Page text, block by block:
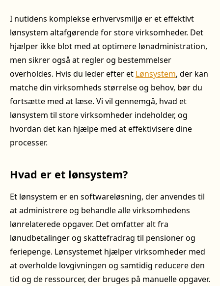
I nutidens komplekse erhvervsmiljø er et effektivt
lønsystem altafgørende for store virksomheder. Det
hjælper ikke blot med at optimere lønadministration,
men sikrer også at regler og bestemmelser
overholdes. Hvis du leder efter et Lønsystem, der kan
matche din virksomheds størrelse og behov, bør du
fortsætte med at læse. Vi vil gennemgå, hvad et
lønsystem til store virksomheder indeholder, og
hvordan det kan hjælpe med at effektivisere dine
processer.
Hvad er et lønsystem?
Et lønsystem er en softwareløsning, der anvendes til
at administrere og behandle alle virksomhedens
lønrelaterede opgaver. Det omfatter alt fra
lønudbetalinger og skattefradrag til pensioner og
feriepenge. Lønsystemet hjælper virksomheder med
at overholde lovgivningen og samtidig reducere den
tid og de ressourcer, der bruges på manuelle opgaver.